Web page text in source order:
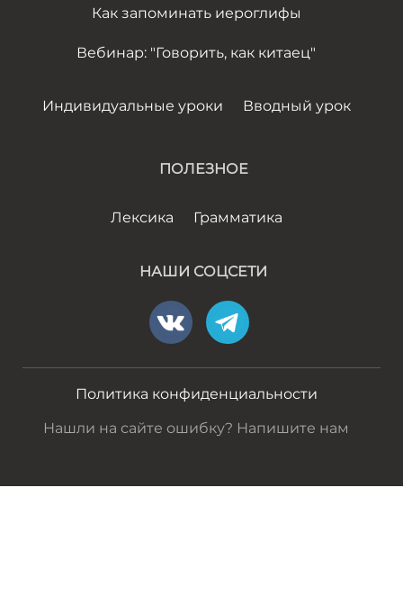
Как запоминать иероглифы
Вебинар: "Говорить, как китаец"
Индивидуальные уроки Вводный урок
ПОЛЕЗНОЕ
Лексика Грамматика
НАШИ СОЦСЕТИ
Политика конфиденциальности
Нашли на сайте ошибку? Напишите нам